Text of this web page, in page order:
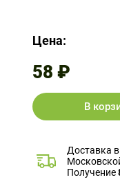
Цена:
58 ₽
В
Доставка в
Получение